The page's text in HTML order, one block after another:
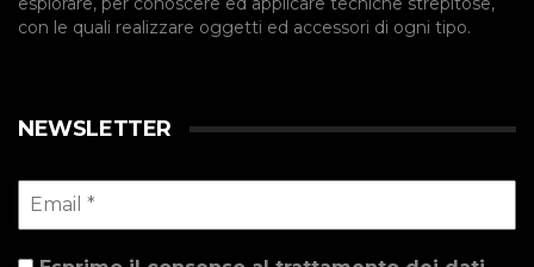
con le quali realizzare oggetti ed accessori di ogni tipo.
NEWSLETTER